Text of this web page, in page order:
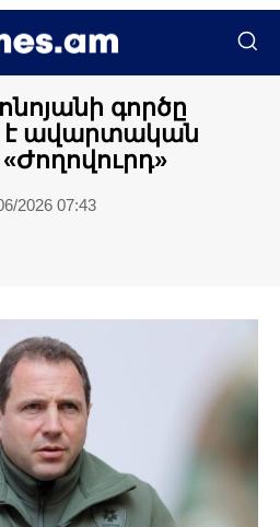
գործը
է ավարտական
2026 07:43